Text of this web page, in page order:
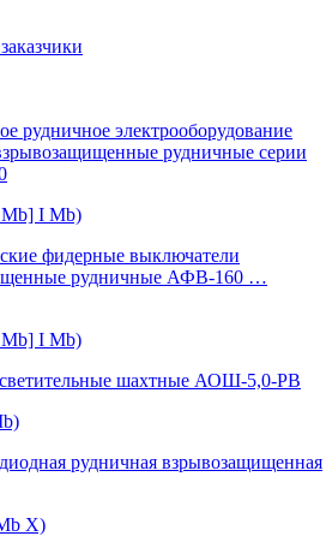
рудничное электрооборудование
рудничные серии
I Mb)
фидерные выключатели
рудничные АФВ-160 …
I Mb)
шахтные АОШ-5,0-РВ
рудничная взрывозащищенная
Х)